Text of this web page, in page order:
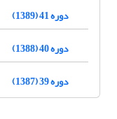
دوره 41 (1389)
دوره 40 (1388)
دوره 39 (1387)